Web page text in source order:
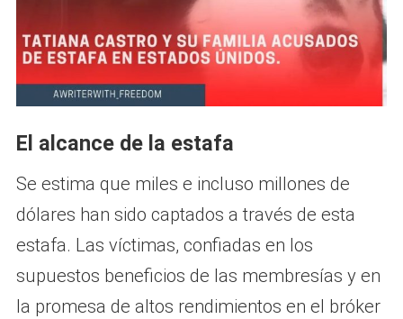
El alcance de la estafa
Se estima que miles e incluso millones de
dólares han sido captados a través de esta
estafa. Las víctimas, confiadas en los
supuestos beneficios de las membresías y en
la promesa de altos rendimientos en el bróker